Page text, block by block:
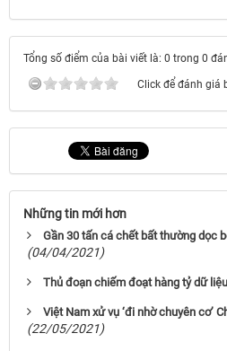
Tổng số điểm của bài viết là: 0 trong 0
Click để đánh giá
Những tin mới hơn
Gần 30 tấn cá chết bất thường dọc
(04/04/2021)
Thủ đoạn chiếm đoạt hàng tỷ dữ
Việt Nam xử vụ ‘đi nhờ chuyên cơ’
(22/05/2021)